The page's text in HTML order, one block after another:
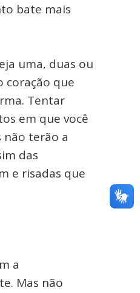
bate mais
uma, duas ou
coração que
Tentar
em que você
não terão a
das
e risadas que
a
Mas não